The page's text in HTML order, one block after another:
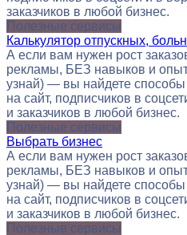
заказчиков в любой бизнес.
Полезные сервисы
Калькулятор отпускных,
А если вам нужен рост
рекламы, БЕЗ навыков и
узнай) — вы найдете способы
на сайт, подписчиков в
и заказчиков в любой бизнес.
Полезные сервисы
Выбрать бизнес
А если вам нужен рост
рекламы, БЕЗ навыков и
узнай) — вы найдете способы
на сайт, подписчиков в
и заказчиков в любой бизнес.
Полезные сервисы